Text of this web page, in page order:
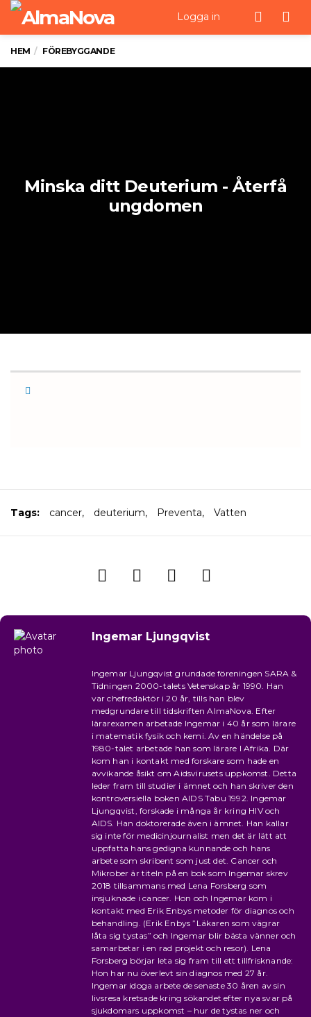
Logga in
HEM FÖREBYGGANDE
Minska ditt Deuterium - Återfå
ungdomen
Tags: cancer, deuterium, Preventa, Vatten
Ingemar Ljungqvist
Ingemar Ljungqvist grundade föreningen SARA &
Tidningen 2000-talets Vetenskap år 1990. Han
var chefredaktör i 20 år, tills han blev
medgrundare till tidskriften AlmaNova. Efter
lärarexamen arbetade Ingemar i 40 år som lärare
i matematik fysik och kemi. Av en händelse på
1980-talet arbetade han som lärare I Afrika. Där
kom han i kontakt med forskare som hade en
avvikande åsikt om Aidsvirusets uppkomst. Detta
leder fram till studier i ämnet och han skriver den
kontroversiella boken AIDS Tabu 1992. Ingemar
Ljungqvist, forskade i många år kring HIV och
AIDS. Han doktorerade även i ämnet. Han kallar
sig inte för medicinjournalist men det är lätt att
uppfatta hans gedigna kunnande och hans
arbete som skribent som just det. Cancer och
Mikrober är titeln på en bok som Ingemar skrev
2018 tillsammans med Lena Forsberg som
insjuknade i cancer. Hon och Ingemar kom i
kontakt med Erik Enbys metoder för diagnos och
behandling. (Erik Enbys ”Läkaren som vägrar
låta sig tystas” och Ingemar blir bästa vänner och
samarbetar i en rad projekt och resor). Lena
Forsberg börjar leta sig fram till ett tillfrisknande:
Hon har nu överlevt sin diagnos med 27 år.
Ingemar idoga arbete de senaste 30 åren av sin
livsresa kretsade kring sökandet efter nya svar på
sjukdomars uppkomst – hur de tystas ner och